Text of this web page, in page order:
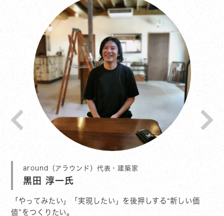
around（アラウンド）代表・建築家
黒田 淳一氏
「やってみたい」「実現したい」を後押しする“新しい価
値”をつくりたい。